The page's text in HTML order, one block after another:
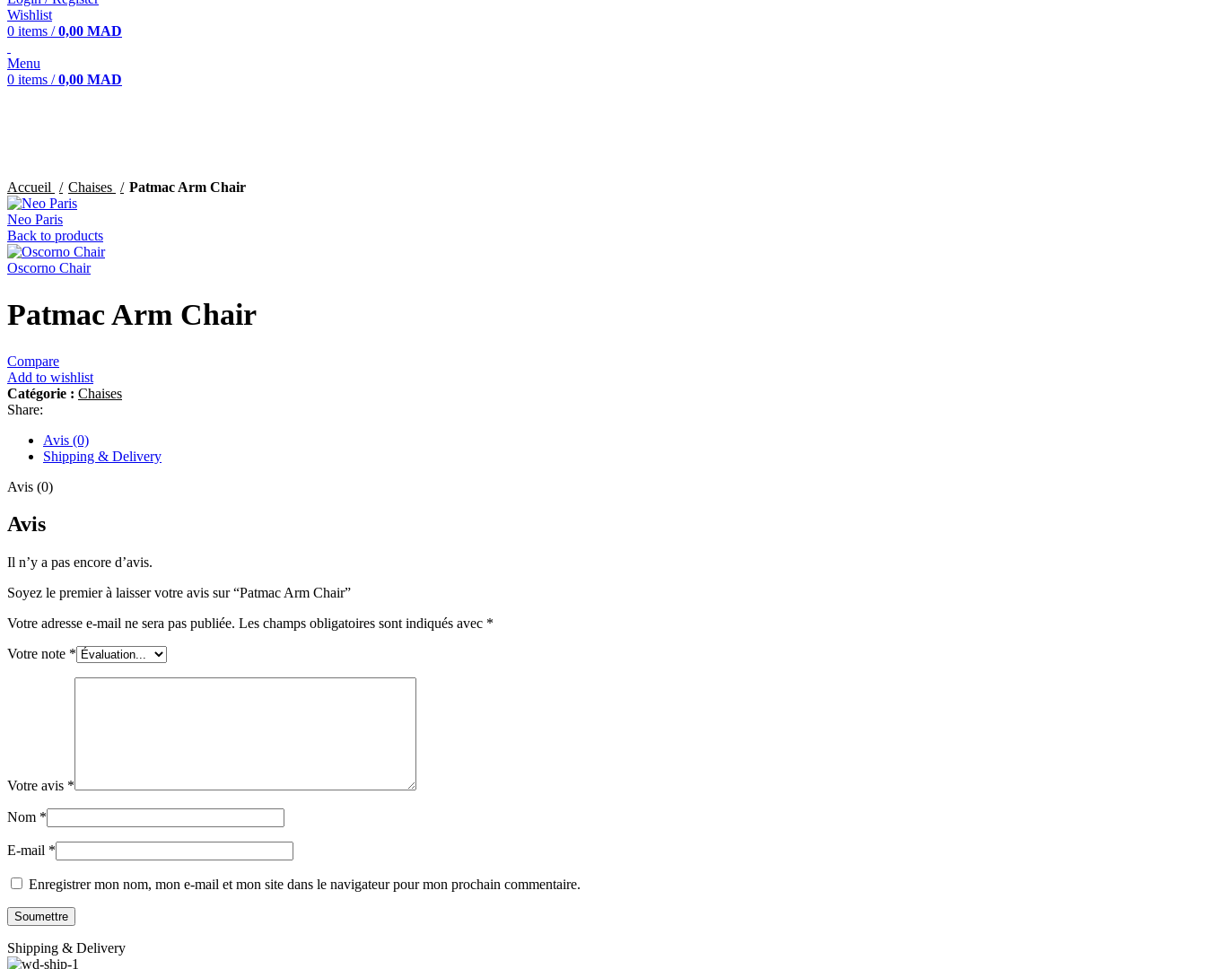
Wishlist
0 items / 0,00 MAD
Menu
0 items / 0,00 MAD
Accueil
Chaises Patmac Arm Chair
Neo Paris
Back to products
Oscorno Chair
Patmac Arm Chair
Compare
Add to wishlist
Catégorie : Chaises
Share:
Avis (0)
Shipping & Delivery
Avis (0)
Avis
Il n’y a pas encore d’avis.
Soyez le premier à laisser votre avis sur “Patmac Arm Chair”
Votre adresse e-mail ne sera pas publiée. Les champs obligatoires sont indiqués avec *
Votre note *
Votre avis *
Nom *
E-mail *
Enregistrer mon nom, mon e-mail et mon site dans le navigateur pour mon prochain commentaire.
Shipping & Delivery